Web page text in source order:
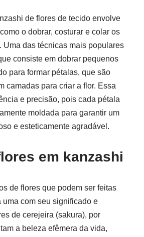
de flores de tecido envolve
o dobrar, costurar e colar os
Uma das técnicas mais populares
consiste em dobrar pequenos
para formar pétalas, que são
camadas para criar a flor. Essa
e precisão, pois cada pétala
moldada para garantir um
e esteticamente agradável.
em kanzashi
de flores que podem ser feitas
uma com seu significado e
de cerejeira (sakura), por
a beleza efêmera da vida,